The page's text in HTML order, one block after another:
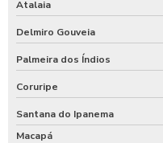
Atalaia
Delmiro Gouveia
Palmeira dos Índios
Coruripe
Santana do Ipanema
Macapá